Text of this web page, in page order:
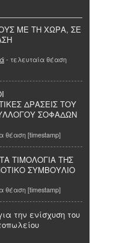
ΜΕ ΤΗ ΧΩΡΑ, ΣΕ
- τελευταία θέαση
ΔΡΑΣΕΙΣ ΤΟΥ
ΣΟΦΑΔΩΝ
θέαση [timestamp]
ΤΙΜΟΛΟΓΙΑ ΤΗΣ
ΣΥΜΒΟΥΛΙΟ
θέαση [timestamp]
την ενίσχυση του